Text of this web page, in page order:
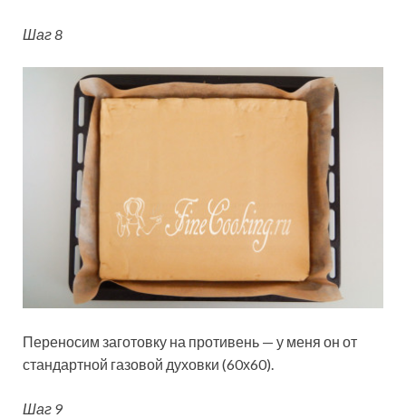
Шаг 8
Переносим заготовку на противень — у меня он от
стандартной газовой духовки (60х60).
Шаг 9